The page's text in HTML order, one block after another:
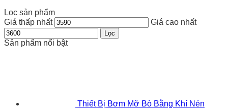
Lọc sản phẩm
Giá thấp nhất
Giá cao nhất
Lọc
Sản phẩm nổi bật
Thiết Bị Bơm Mỡ Bò Bằng Khí Nén